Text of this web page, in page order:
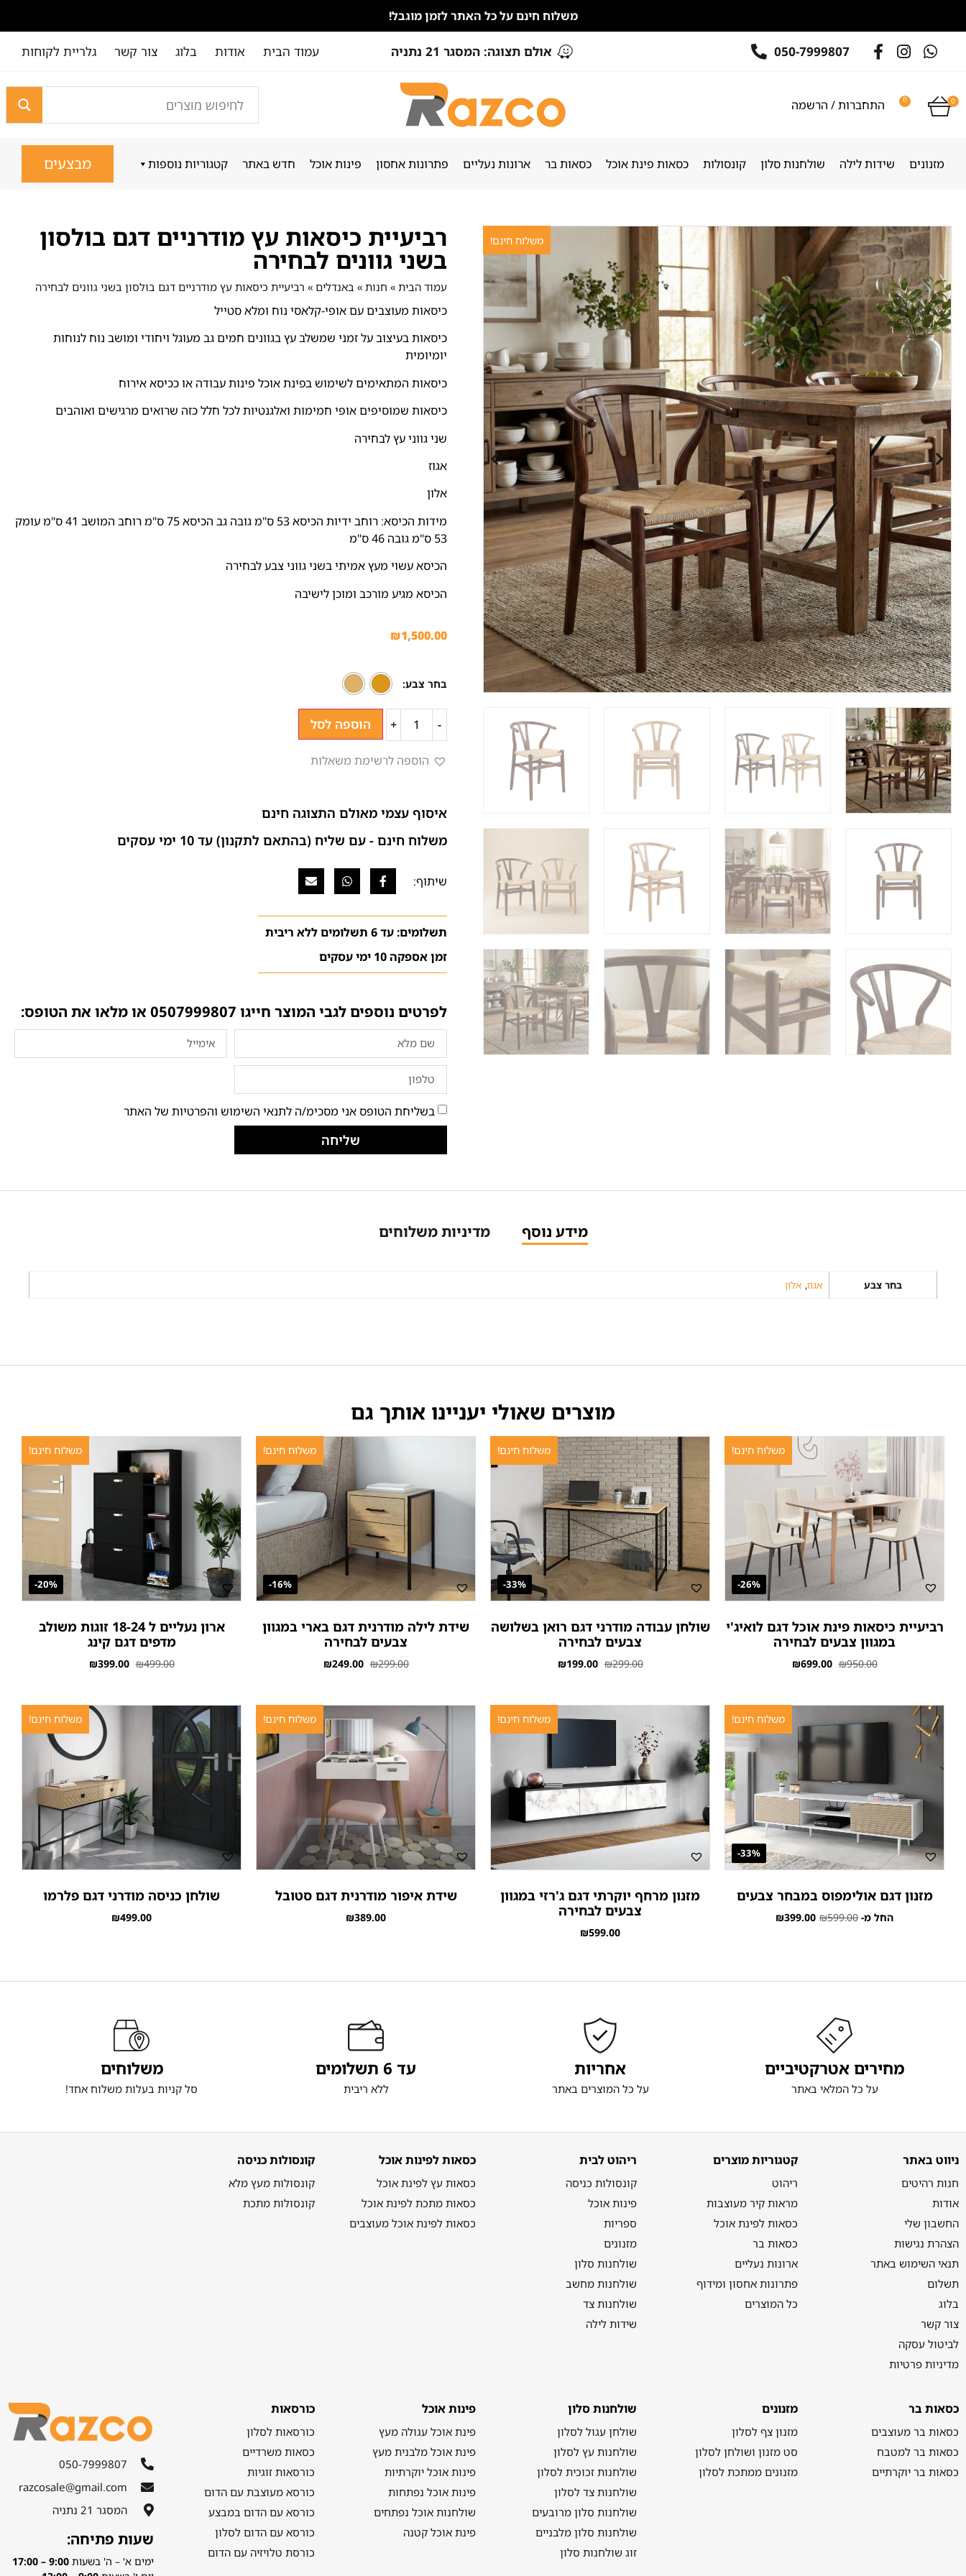
משלוח חינם על כל האתר לזמן מוגבל!
050-7999807 אולם תצוגה: המסגר 21 נתניה עמוד הבית אודות בלוג צור קשר גלריית לקוחות
0
0 התחברות / הרשמה
מזנונים שידות לילה שולחנות סלון קונסולות כסאות פינת אוכל כסאות בר ארונות נעליים פתרונות אחסון פינות אוכל חדש באתר קטגוריות נוספות מבצעים
משלוח חינם! רביעיית כיסאות עץ מודרניים דגם בולסון
בשני גוונים לבחירה
עמוד הבית » חנות » באנדלים » רביעיית כיסאות עץ מודרניים דגם בולסון בשני גוונים לבחירה
כיסאות מעוצבים עם אופי-קלאסי נוח ומלא סטייל
כיסאות בעיצוב על זמני שמשלב עץ בגוונים חמים גב מעוגל ויחודי ומושב נוח לנוחות
יומיומית
כיסאות המתאימים לשימוש בפינת אוכל פינות עבודה או ככיסא אירוח
כיסאות שמוסיפים אופי חמימות ואלגנטיות לכל חלל כזה שרואים מרגישים ואוהבים
שני גווני עץ לבחירה
אגוז
אלון
מידות הכיסא: רוחב ידיות הכיסא 53 ס"מ גובה גב הכיסא 75 ס"מ רוחב המושב 41 ס"מ עומק
53 ס"מ גובה 46 ס"מ
הכיסא עשוי מעץ אמיתי בשני גווני צבע לבחירה
הכיסא מגיע מורכב ומוכן לישיבה
₪1,500.00
בחר צבע
-
+ הוספה לסל
הוספה לרשימת משאלות
איסוף עצמי מאולם התצוגה חינם
משלוח חינם - עם שליח (בהתאם לתקנון) עד 10 ימי עסקים
תשלומים: עד 6 תשלומים ללא ריבית
זמן אספקה 10 ימי עסקים
לפרטים נוספים לגבי המוצר חייגו 0507999807 או מלאו את הטופס:
בשליחת הטופס אני מסכימ/ה לתנאי השימוש והפרטיות של האתר
שליחה
מידע נוסף מדיניות משלוחים
בחר צבע אגוז, אלון
מוצרים שאולי יעניינו אותך גם
משלוח חינם!
26%-
רביעיית כיסאות פינת אוכל דגם לואיג'י
במגוון צבעים לבחירה
₪950.00
₪699.00
משלוח חינם!
33%-
שולחן עבודה מודרני דגם רואן בשלושה
צבעים לבחירה
₪299.00
₪199.00
משלוח חינם!
16%-
שידת לילה מודרנית דגם בארי במגוון
צבעים לבחירה
₪299.00
₪249.00
משלוח חינם!
20%-
ארון נעליים ל 18-24 זוגות משולב
מדפים דגם קינג
₪499.00
₪399.00
משלוח חינם!
33%-
מזנון דגם אולימפוס במבחר צבעים
החל מ- ₪599.00
₪399.00
משלוח חינם!
מזנון מרחף יוקרתי דגם ג'רזי במגוון
צבעים לבחירה
₪599.00
משלוח חינם!
שידת איפור מודרנית דגם סטובל
₪389.00
משלוח חינם!
שולחן כניסה מודרני דגם פלרמו
₪499.00
מחירים אטרקטיביים
על כל המלאי באתר
אחריות
על כל המוצרים באתר
עד 6 תשלומים
ללא ריבית
משלוחים
סל קניות בעלות משלוח אחד!
ניווט באתר
חנות רהיטים
אודות
החשבון שלי
הצהרת נגישות
תנאי השימוש באתר
תשלום
בלוג
צור קשר
לביטול עסקה
מדיניות פרטיות
קטגוריות מוצרים
ריהוט
מראות קיר מעוצבות
כסאות לפינת אוכל
כסאות בר
ארונות נעליים
פתרונות אחסון ומידוף
כל המוצרים
ריהוט לבית
קונסולות כניסה
פינות אוכל
ספריות
מזנונים
שולחנות סלון
שולחנות מחשב
שולחנות צד
שידות לילה
כסאות לפינות אוכל
כסאות עץ לפינת אוכל
כסאות מתכת לפינת אוכל
כסאות לפינת אוכל מעוצבים
קונסולות כניסה
קונסולות מעץ מלא
קונסולות מתכת
כסאות בר
כסאות בר מעוצבים
כסאות בר למטבח
כסאות בר יוקרתיים
מזנונים
מזנון צף לסלון
סט מזנון ושולחן לסלון
מזנונים ממתכת לסלון
שולחנות סלון
שולחן עגול לסלון
שולחנות עץ לסלון
שולחנות זכוכית לסלון
שולחנות צד לסלון
שולחנות סלון מרובעים
שולחנות סלון מלבניים
זוג שולחנות סלון
פינות אוכל
פינת אוכל עגולה מעץ
פינת אוכל מלבנית מעץ
פינות אוכל יוקרתיות
פינות אוכל נפתחות
שולחנות אוכל נפתחים
פינת אוכל קטנה
כורסאות
כורסאות לסלון
כסאות משרדיים
כורסאות זוגיות
כורסא מעוצבת עם הדום
כורסא עם הדום במבצע
כורסא עם הדום לסלון
כורסת טלויזיה עם הדום
050-7999807
razcosale@gmail.com
המסגר 21 נתניה
שעות פתיחה:
ימים א' – ה' בשעות 9:00 – 17:00